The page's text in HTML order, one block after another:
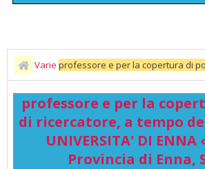
Varie professore e per la copertura di
tempo determinato. - UNIVERSITA' DI ENNA
Siciliaprofessore e per la
di ricercatore, a tempo
UNIVERSITA' DI ENNA
Provincia di Enna,